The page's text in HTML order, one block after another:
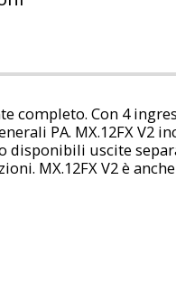
completo. Con 4
PA. MX.12FX V2
disponibili uscite
MX.12FX V2 è